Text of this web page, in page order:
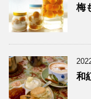
梅
和